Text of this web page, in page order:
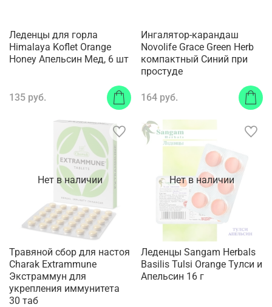
Леденцы для горла
Himalaya Koflet Orange
Honey Апельсин Мед, 6 шт
135 руб.
Ингалятор-карандаш
Novolife Grace Green Herb
компактный Синий при
простуде
164 руб.
Нет в наличии
Травяной сбор для настоя
Charak Extrammune
Экстраммун для
укрепления иммунитета
30 таб
Нет в наличии
Леденцы Sangam Herbals
Basilis Tulsi Orange Тулси и
Апельсин 16 г